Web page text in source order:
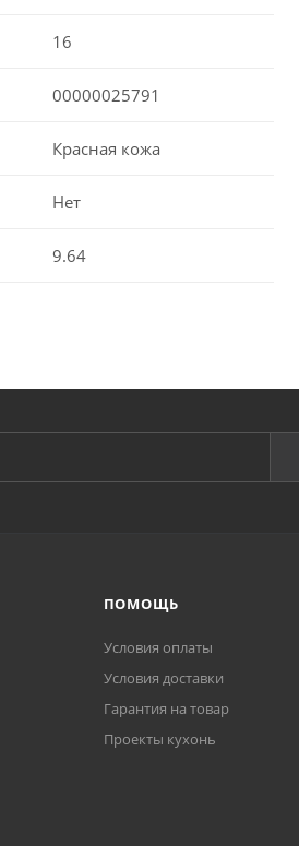
16
00000025791
Красная кожа
Нет
9.64
ПОМОЩЬ
Условия оплаты
Условия доставки
Гарантия на товар
Проекты кухонь